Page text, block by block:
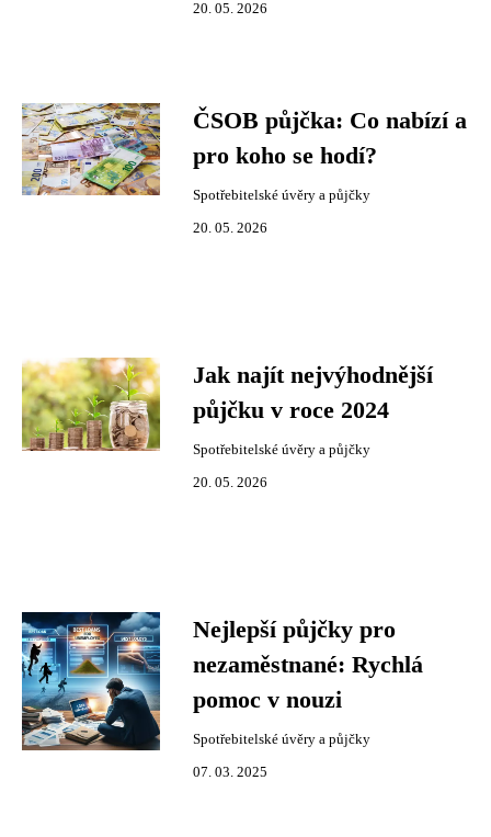
20. 05. 2026
ČSOB půjčka: Co nabízí a
pro koho se hodí?
Spotřebitelské úvěry a půjčky
20. 05. 2026
Jak najít nejvýhodnější
půjčku v roce 2024
Spotřebitelské úvěry a půjčky
20. 05. 2026
Nejlepší půjčky pro
nezaměstnané: Rychlá
pomoc v nouzi
Spotřebitelské úvěry a půjčky
07. 03. 2025